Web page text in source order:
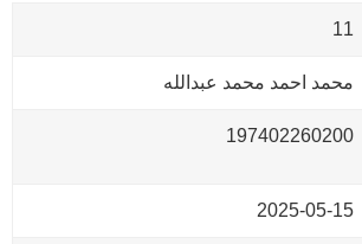
11
محمد احمد محمد عبدالله
197402260200
2025-05-15